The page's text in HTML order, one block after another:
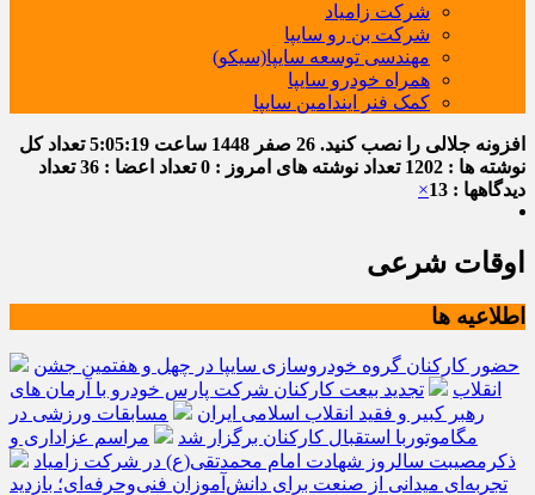
شرکت زامیاد
شرکت بن رو سایپا
مهندسی توسعه سایپا(سیکو)
همراه خودرو سایپا
کمک فنر ایندامین سایپا
افزونه جلالی را نصب کنید. 26 صفر 1448 ساعت 5:05:19تعداد کل
نوشته ها : 1202
تعداد نوشته های امروز : 0 تعداد اعضا : 36
تعداد
دیدگاهها : 13
×
اوقات شرعی
اطلاعیه ها
حضور کارکنان گروه خودروسازی سایپا در چهل و هفتمین جشن
انقلاب
تجدید بیعت کارکنان شرکت پارس خودرو با آرمان های
رهبر کبیر و فقید انقلاب اسلامی ایران
مسابقات ورزشی در
مگاموتوربا استقبال کارکنان برگزار شد
مراسم عزاداری و
ذکرمصیبت سالروز شهادت امام محمدتقی(ع) در شرکت زامیاد
تجربه‌ای میدانی از صنعت برای دانش‌آموزان فنی‌وحرفه‌ای؛ بازدید